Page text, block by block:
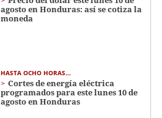
agosto en Honduras: así se cotiza la
moneda
HASTA OCHO HORAS...
Cortes de energía eléctrica
programados para este lunes 10 de
agosto en Honduras